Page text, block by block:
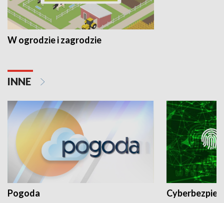
W ogrodzie i zagrodzie
INNE
Pogoda